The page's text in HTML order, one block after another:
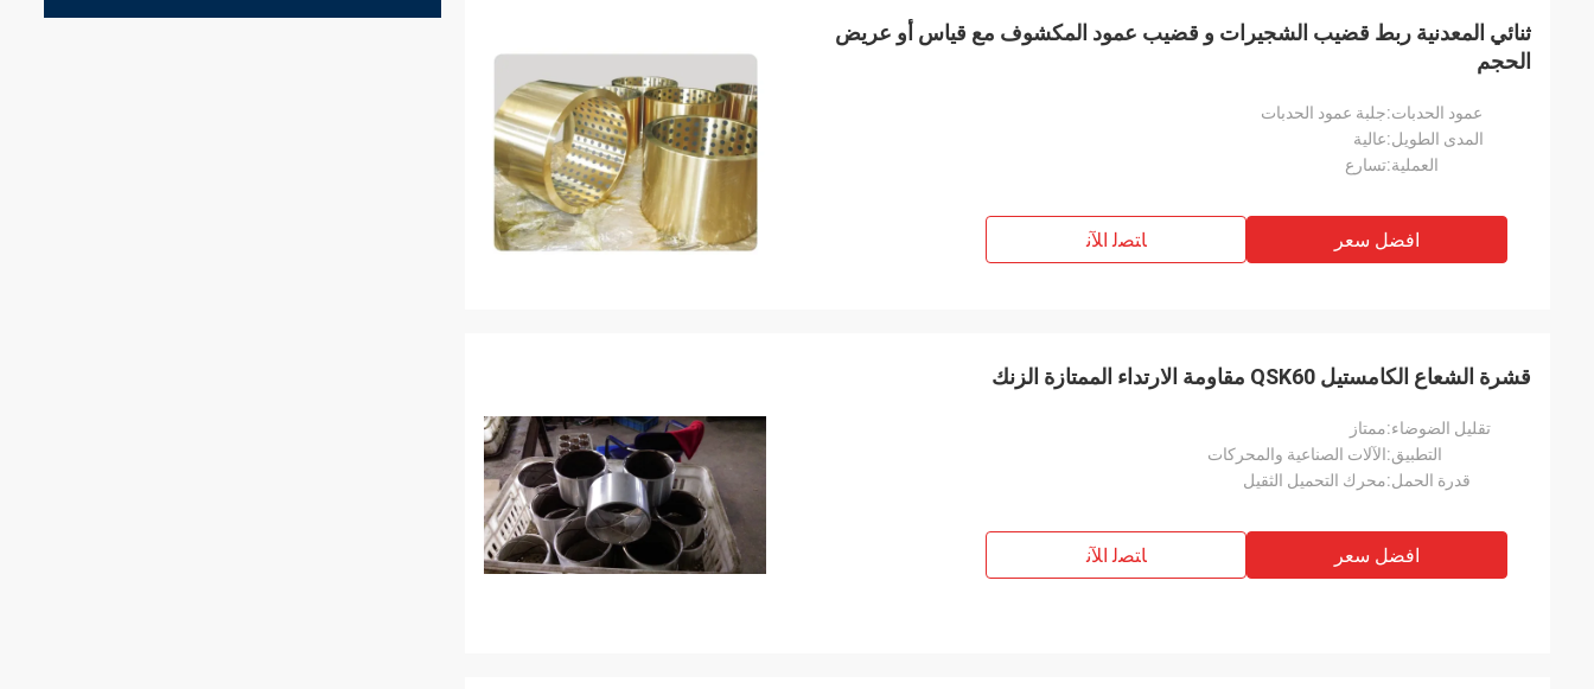
ثنائي المعدنية ربط قضيب الشجيرات و قضيب عمود المكشوف مع قياس أو عريض
الحجم
عمود الحدبات:جلبة عمود الحدبات
المدى الطويل:عالية
العملية:تسارع
افضل سعر ﺎﺘﺼﻟ ﺍﻶﻧ
قشرة الشعاع الكامستيل QSK60 مقاومة الارتداء الممتازة الزنك
تقليل الضوضاء:ممتاز
التطبيق:الآلات الصناعية والمحركات
قدرة الحمل:محرك التحميل الثقيل
افضل سعر ﺎﺘﺼﻟ ﺍﻶﻧ